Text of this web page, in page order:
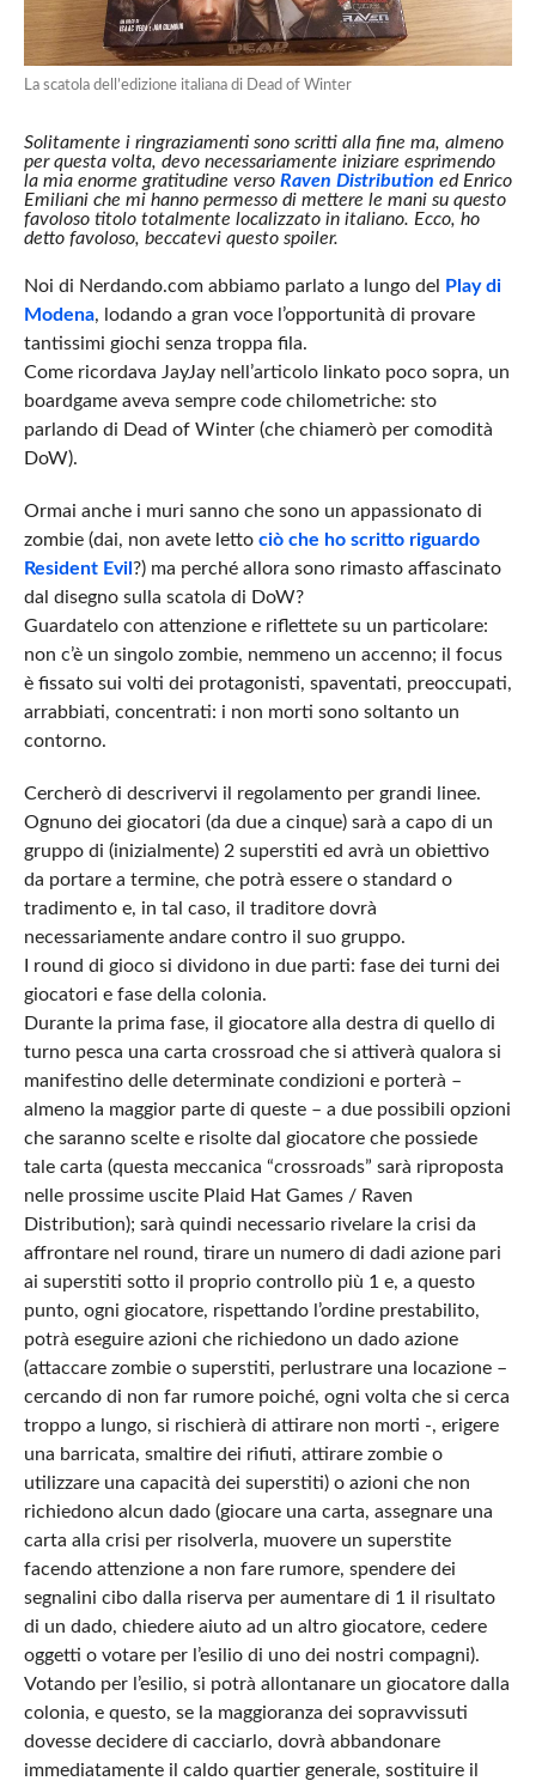
La scatola dell’edizione italiana di Dead of Winter
Solitamente i ringraziamenti sono scritti alla fine ma, almeno
per questa volta, devo necessariamente iniziare esprimendo
la mia enorme gratitudine verso Raven Distribution ed Enrico
Emiliani che mi hanno permesso di mettere le mani su questo
favoloso titolo totalmente localizzato in italiano. Ecco, ho
detto favoloso, beccatevi questo spoiler.
Noi di Nerdando.com abbiamo parlato a lungo del
Play di
Modena, lodando a gran voce l’opportunità di provare
tantissimi giochi senza troppa fila.
Come ricordava JayJay nell’articolo linkato poco sopra, un
boardgame aveva sempre code chilometriche: sto
parlando di Dead of Winter (che chiamerò per comodità
DoW).
Ormai anche i muri sanno che sono un appassionato di
zombie (dai, non avete letto ciò che ho scritto riguardo
Resident Evil ?) ma perché allora sono rimasto affascinato
dal disegno sulla scatola di DoW?
Guardatelo con attenzione e riflettete su un particolare:
non c’è un singolo zombie, nemmeno un accenno; il focus
è fissato sui volti dei protagonisti, spaventati, preoccupati,
arrabbiati, concentrati: i non morti sono soltanto un
contorno.
Cercherò di descrivervi il regolamento per grandi linee.
Ognuno dei giocatori (da due a cinque) sarà a capo di un
gruppo di (inizialmente) 2 superstiti ed avrà un obiettivo
da portare a termine, che potrà essere o standard o
tradimento e, in tal caso, il traditore dovrà
necessariamente andare contro il suo gruppo.
I round di gioco si dividono in due parti: fase dei turni dei
giocatori e fase della colonia.
Durante la prima fase, il giocatore alla destra di quello di
turno pesca una carta crossroad che si attiverà qualora si
manifestino delle determinate condizioni e porterà –
almeno la maggior parte di queste – a due possibili opzioni
che saranno scelte e risolte dal giocatore che possiede
tale carta (questa meccanica “crossroads” sarà riproposta
nelle prossime uscite Plaid Hat Games / Raven
Distribution); sarà quindi necessario rivelare la crisi da
affrontare nel round, tirare un numero di dadi azione pari
ai superstiti sotto il proprio controllo più 1 e, a questo
punto, ogni giocatore, rispettando l’ordine prestabilito,
potrà eseguire azioni che richiedono un dado azione
(attaccare zombie o superstiti, perlustrare una locazione –
cercando di non far rumore poiché, ogni volta che si cerca
troppo a lungo, si rischierà di attirare non morti -, erigere
una barricata, smaltire dei rifiuti, attirare zombie o
utilizzare una capacità dei superstiti) o azioni che non
richiedono alcun dado (giocare una carta, assegnare una
carta alla crisi per risolverla, muovere un superstite
facendo attenzione a non fare rumore, spendere dei
segnalini cibo dalla riserva per aumentare di 1 il risultato
di un dado, chiedere aiuto ad un altro giocatore, cedere
oggetti o votare per l’esilio di uno dei nostri compagni).
Votando per l’esilio, si potrà allontanare un giocatore dalla
colonia, e questo, se la maggioranza dei sopravvissuti
dovesse decidere di cacciarlo, dovrà abbandonare
immediatamente il caldo quartier generale, sostituire il